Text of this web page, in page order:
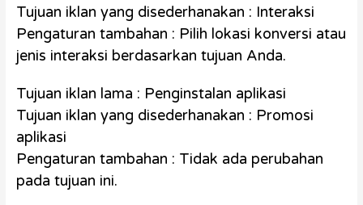
Tujuan iklan yang disederhanakan : Interaksi
Pengaturan tambahan : Pilih lokasi konversi atau
jenis interaksi berdasarkan tujuan Anda.
Tujuan iklan lama : Penginstalan aplikasi
Tujuan iklan yang disederhanakan : Promosi
aplikasi
Pengaturan tambahan : Tidak ada perubahan
pada tujuan ini.